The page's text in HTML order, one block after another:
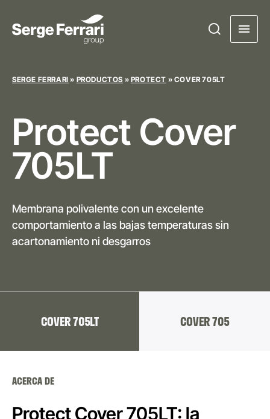
SERGE FERRARI » PRODUCTOS » PROTECT » COVER 705LT
Protect Cover
705LT
Membrana polivalente con un excelente
comportamiento a las bajas temperaturas sin
acartonamiento ni desgarros
COVER 705LT COVER 705
ACERCA DE
Protect Cover 705LT: la